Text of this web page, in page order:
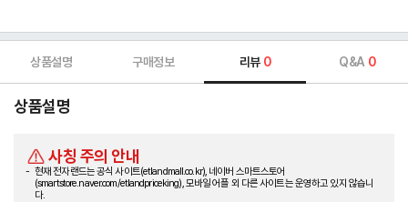
상품설명 구매정보 리뷰 0 Q&A 0
상품설명
사칭 주의 안내
현재 전자랜드는 공식 사이트(etlandmall.co.kr), 네이버 스마트스토어
(smartstore.naver.com/etlandpriceking), 모바일 어플 외 다른 사이트는 운영하고 있지 않습니
다.